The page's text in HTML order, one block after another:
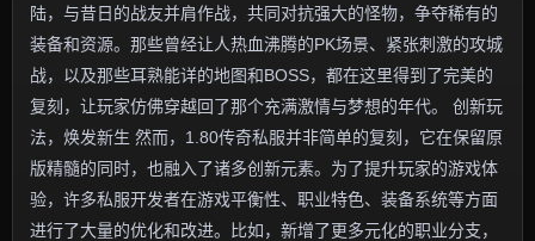
陆，与昔日的战友并肩作战，共同对抗强大的怪物，争夺稀有的
装备和资源。那些曾经让人热血沸腾的PK场景、紧张刺激的攻城
战，以及那些耳熟能详的地图和BOSS，都在这里得到了完美的
复刻，让玩家仿佛穿越回了那个充满激情与梦想的年代。 创新玩
法，焕发新生 然而，1.80传奇私服并非简单的复刻，它在保留原
版精髓的同时，也融入了诸多创新元素。为了提升玩家的游戏体
验，许多私服开发者在游戏平衡性、职业特色、装备系统等方面
进行了大量的优化和改进。比如，新增了更多元化的职业分支，